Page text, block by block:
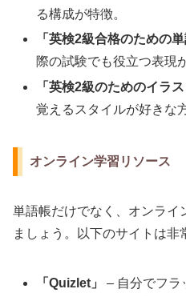
る構成が特徴。
「英検2級合格のための単
際の試験でも役立つ表現
「英検2級のためのイラス
覚えるスタイルが好きな
オンライン学習リソース
単語帳だけでなく、オンライ
ましょう。以下のサイトは非
「Quizlet」
– 自分でフラ